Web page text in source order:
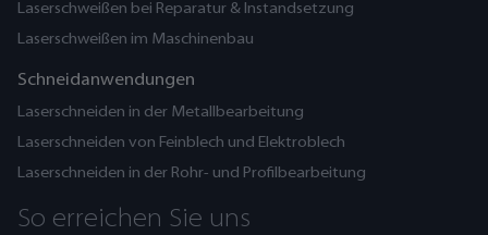
Laserschweißen bei Reparatur & Instandsetzung
Laserschweißen im Maschinenbau
Schneidanwendungen
Laserschneiden in der Metallbearbeitung
Laserschneiden von Feinblech und Elektroblech
Laserschneiden in der Rohr- und Profilbearbeitung
So erreichen Sie uns